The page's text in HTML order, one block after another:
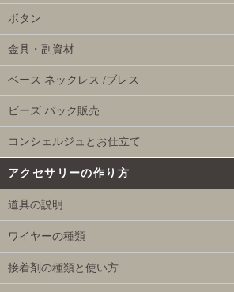
ボタン
金具・副資材
ベース ネックレス /ブレス
ビーズ パック販売
コンシェルジュとお仕立て
アクセサリーの作り方
道具の説明
ワイヤーの種類
接着剤の種類と使い方